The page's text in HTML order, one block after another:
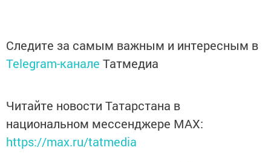
Следите за самым важным и интересным в
Telegram-канале Татмедиа
Читайте новости Татарстана в
национальном мессенджере MАХ:
https://max.ru/tatmedia